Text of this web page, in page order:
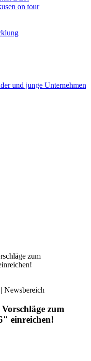
on tour
und junge Unternehmen
zum
Newsbereich
zum
einreichen!